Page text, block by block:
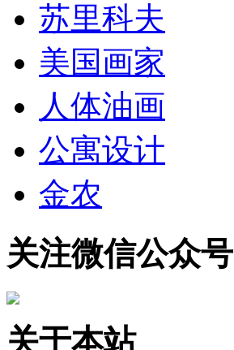
苏里科夫
美国画家
人体油画
公寓设计
金农
关注微信公众号
关于本站